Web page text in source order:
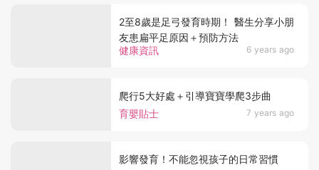
健康資訊 6 years ago
2至8歲是足弓發育時期！ 醫生分享小朋
友患扁平足原因＋預防方法
育嬰貼士 7 years ago
爬行5大好處＋引導寶寶學爬3步曲
影響發育！不能忽視孩子的日常習慣